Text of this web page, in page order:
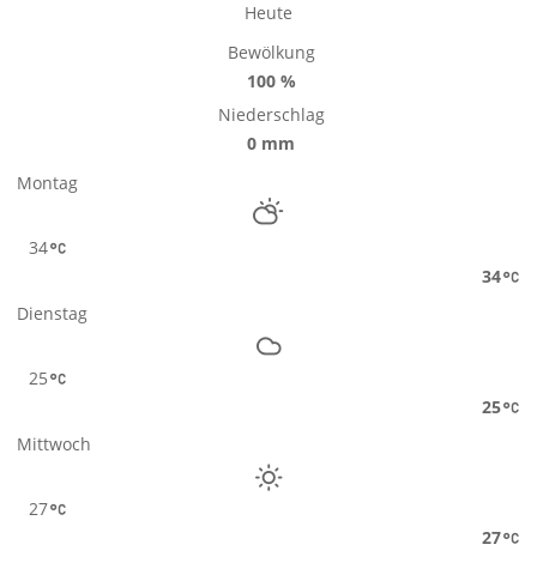
Heute
Bewölkung
100 %
Niederschlag
0 mm
Montag
34
34
Dienstag
25
25
Mittwoch
27
27